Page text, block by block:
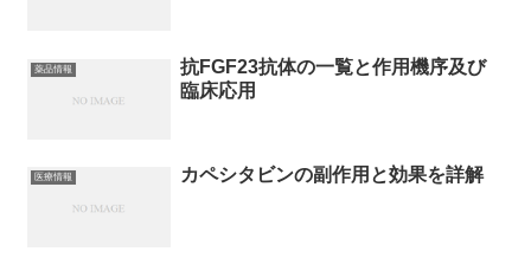
薬品情報
抗FGF23抗体の一覧と作用機序及び
臨床応用
医療情報 カペシタビンの副作用と効果を詳解